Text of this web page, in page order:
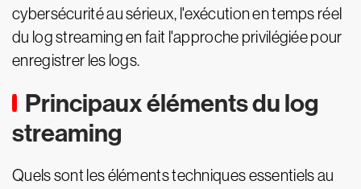
cybersécurité au sérieux, l'exécution en temps réel
du log streaming en fait l'approche privilégiée pour
enregistrer les logs.
Principaux éléments du log
streaming
Quels sont les éléments techniques essentiels au